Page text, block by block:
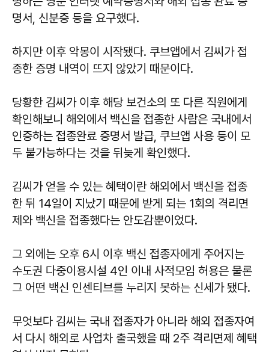
명서, 신분증 등을 요구했다.
하지만 이후 악몽이 시작됐다. 쿠브앱에서 김씨가 접
종한 증명 내역이 뜨지 않았기 때문이다.
당황한 김씨가 이후 해당 보건소의 또 다른 직원에게
확인해보니 해외에서 백신을 접종한 사람은 국내에서
인증하는 접종완료 증명서 발급, 쿠브앱 사용 등이 모
두 불가능하다는 것을 뒤늦게 확인했다.
김씨가 얻을 수 있는 혜택이란 해외에서 백신을 접종
한 뒤 14일이 지났기 때문에 받게 되는 1회의 격리면
제와 백신을 접종했다는 안도감뿐이었다.
그 외에는 오후 6시 이후 백신 접종자에게 주어지는
수도권 다중이용시설 4인 이내 사적모임 허용은 물론
그 어떤 백신 인센티브를 누리지 못하는 신세가 됐다.
무엇보다 김씨는 국내 접종자가 아니라 해외 접종자여
서 다시 해외로 사업차 출국했을 때 2주 격리면제 혜택